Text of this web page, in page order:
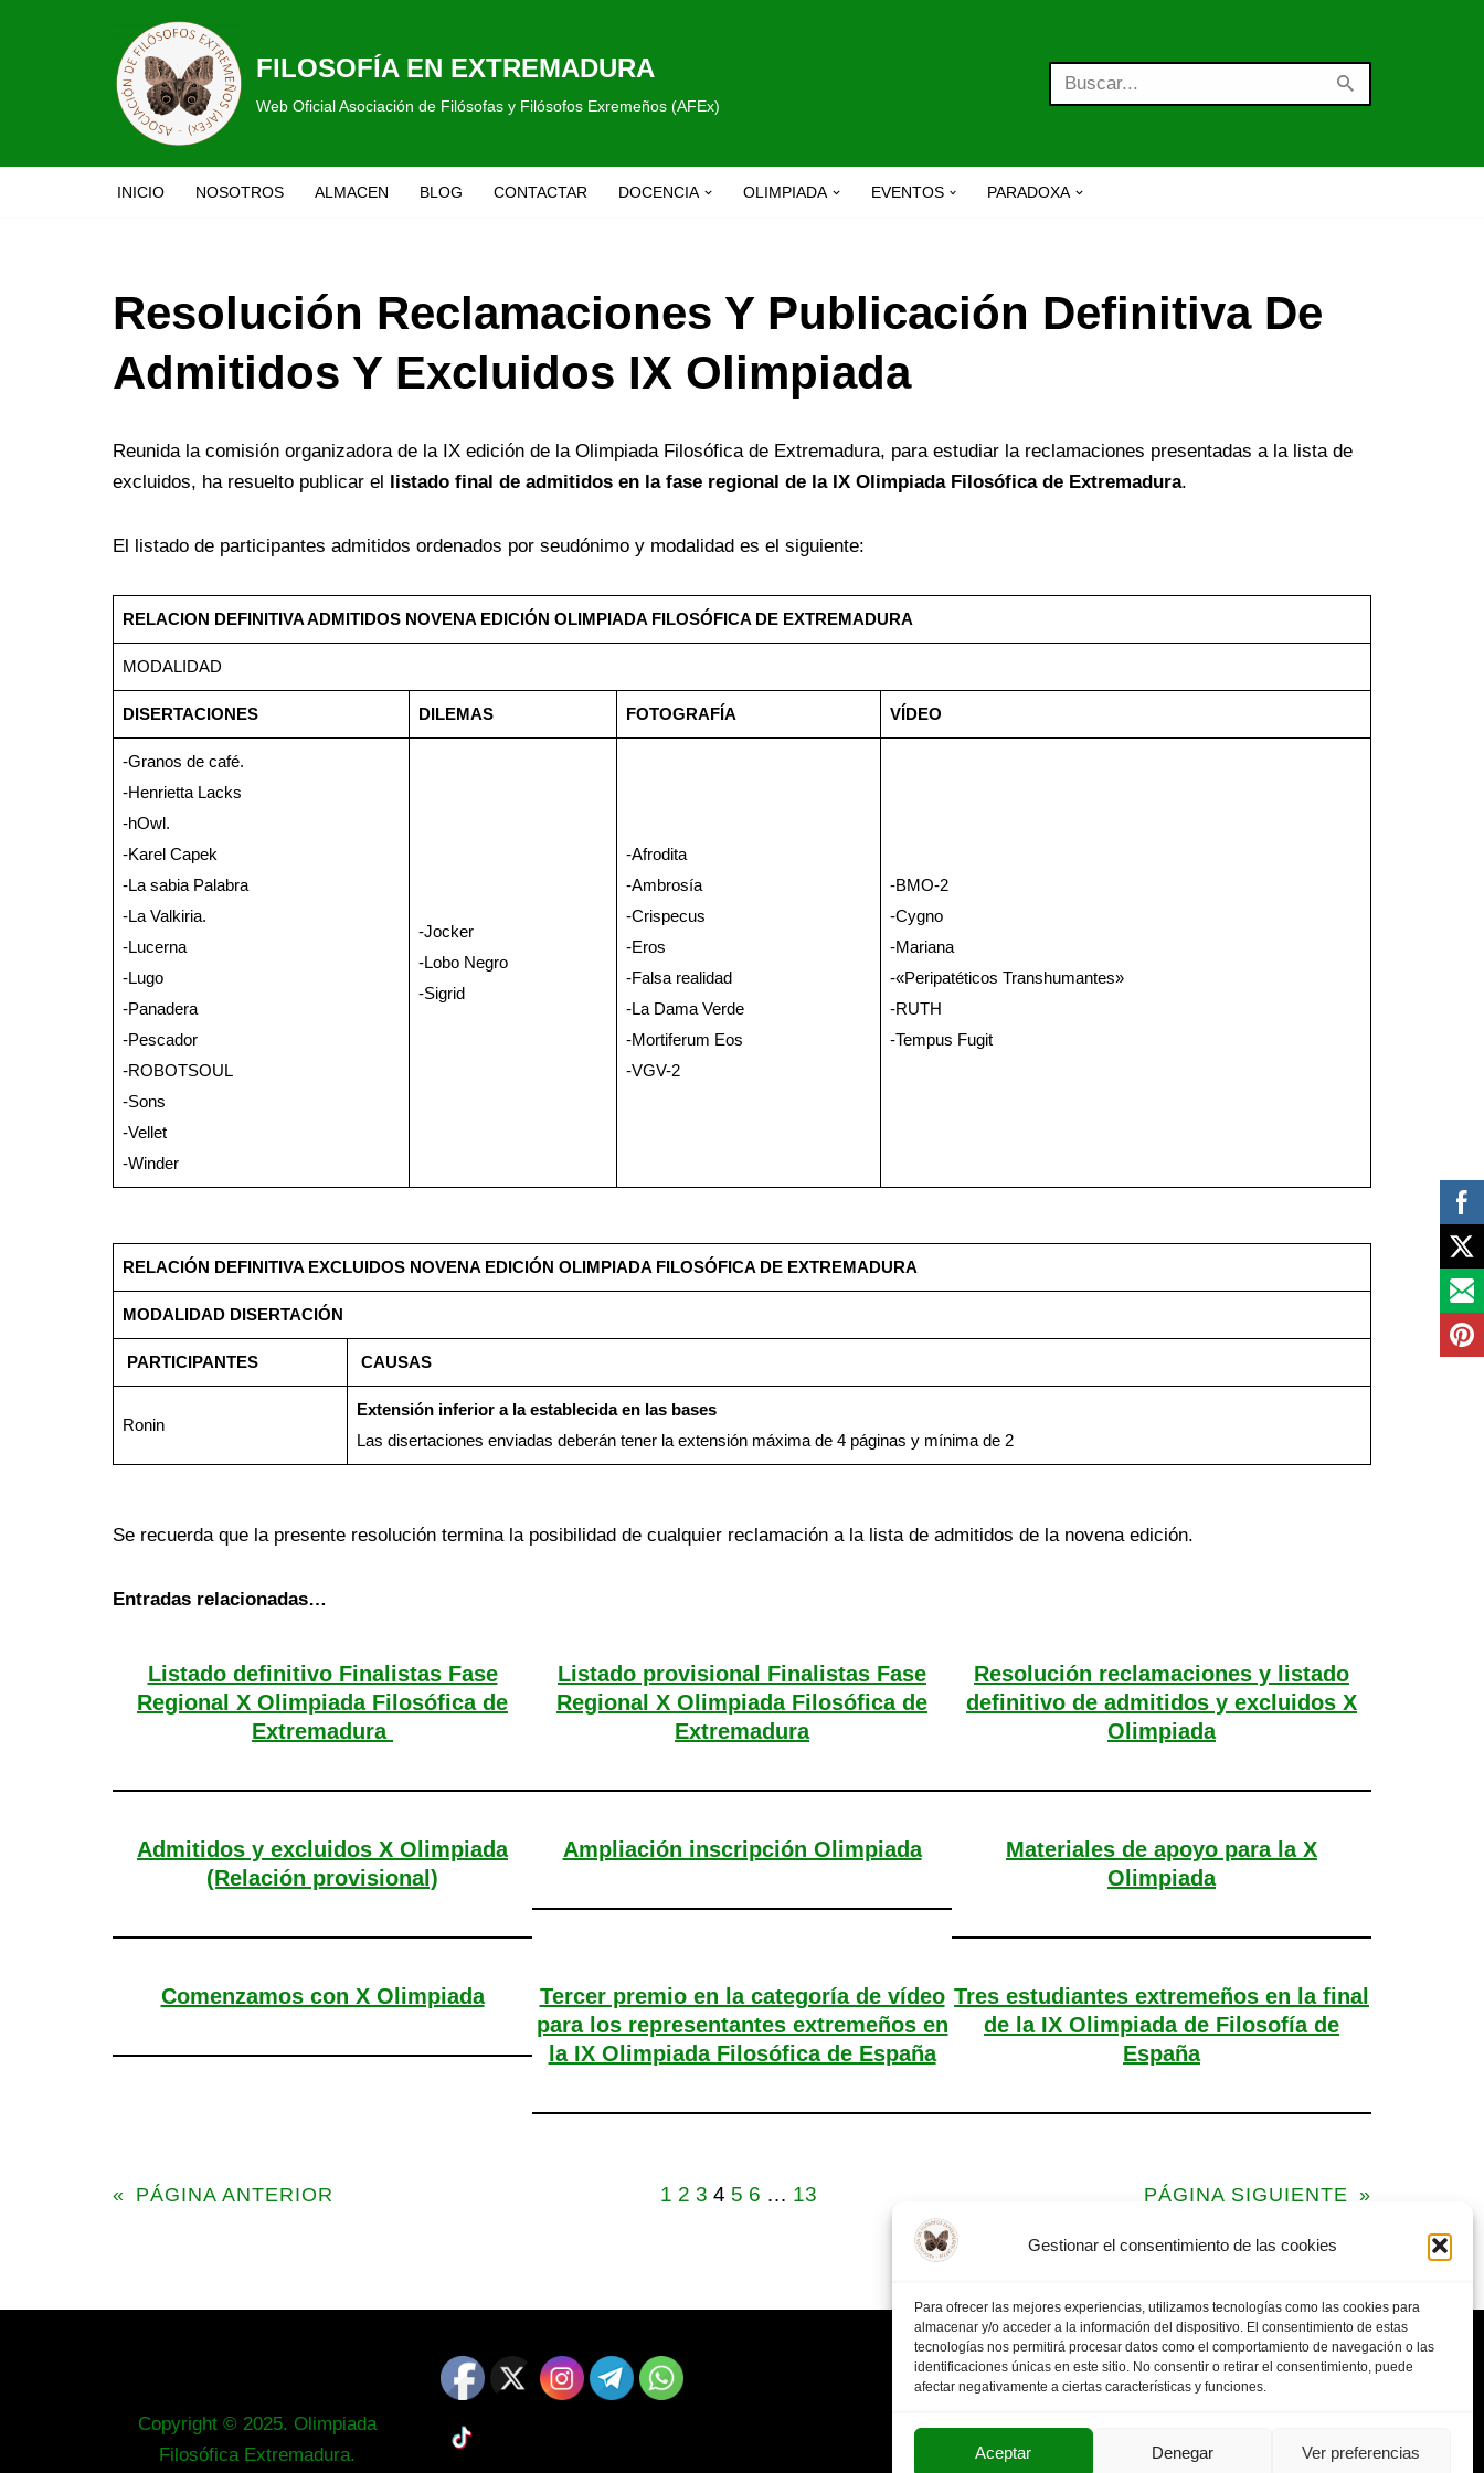
Gestionar el consentimiento de las cookies
Para ofrecer las mejores experiencias, utilizamos tecnologías como las cookies para
almacenar y/o acceder a la información del dispositivo. El consentimiento de estas
tecnologías nos permitirá procesar datos como el comportamiento de navegación o las
identificaciones únicas en este sitio. No consentir o retirar el consentimiento, puede
afectar negativamente a ciertas características y funciones.
Aceptar Denegar Ver preferencias
FILOSOFÍA EN EXTREMADURA
Web Oficial Asociación de Filósofas y Filósofos Exremeños (AFEx)
INICIO NOSOTROS ALMACEN BLOG CONTACTAR DOCENCIA OLIMPIADA EVENTOS PARADOXA
Resolución Reclamaciones Y Publicación Definitiva De
Admitidos Y Excluidos IX Olimpiada
Reunida la comisión organizadora de la IX edición de la Olimpiada Filosófica de Extremadura, para estudiar la reclamaciones presentadas a la lista de
excluidos, ha resuelto publicar el
listado final de admitidos en la fase regional de la IX Olimpiada Filosófica de Extremadura.
El listado de participantes admitidos ordenados por seudónimo y modalidad es el siguiente:
RELACION DEFINITIVA ADMITIDOS NOVENA EDICIÓN OLIMPIADA FILOSÓFICA DE EXTREMADURA
MODALIDAD
DISERTACIONES DILEMAS FOTOGRAFÍA VÍDEO
-Granos de café.
-Henrietta Lacks
-hOwl.
-Karel Capek
-La sabia Palabra
-La Valkiria.
-Lucerna
-Lugo
-Panadera
-Pescador
-ROBOTSOUL
-Sons
-Vellet
-Winder
-Jocker
-Lobo Negro
-Sigrid
-Afrodita
-Ambrosía
-Crispecus
-Eros
-Falsa realidad
-La Dama Verde
-Mortiferum Eos
-VGV-2
-BMO-2
-Cygno
-Mariana
-«Peripatéticos Transhumantes»
-RUTH
-Tempus Fugit
RELACIÓN DEFINITIVA EXCLUIDOS NOVENA EDICIÓN OLIMPIADA FILOSÓFICA DE EXTREMADURA
MODALIDAD DISERTACIÓN
PARTICIPANTES CAUSAS
Ronin
Extensión inferior a la establecida en las bases
Las disertaciones enviadas deberán tener la extensión máxima de 4 páginas y mínima de 2
Se recuerda que la presente resolución termina la posibilidad de cualquier reclamación a la lista de admitidos de la novena edición.
Entradas relacionadas…
Listado definitivo Finalistas Fase
Regional X Olimpiada Filosófica de
Extremadura
Listado provisional Finalistas Fase
Regional X Olimpiada Filosófica de
Extremadura
Resolución reclamaciones y listado
definitivo de admitidos y excluidos X
Olimpiada
Admitidos y excluidos X Olimpiada
(Relación provisional)
Ampliación inscripción Olimpiada
Materiales de apoyo para la X
Olimpiada
Comenzamos con X Olimpiada
Tercer premio en la categoría de vídeo
para los representantes extremeños en
la IX Olimpiada Filosófica de España
Tres estudiantes extremeños en la final
de la IX Olimpiada de Filosofía de
España
« PÁGINA ANTERIOR 1 2 3 4 5 6 … 13 PÁGINA SIGUIENTE »
Copyright © 2025. Olimpiada
Filosófica Extremadura.
POLITICA DE PRIVACIDAD
SUS DATOS SEGUROS